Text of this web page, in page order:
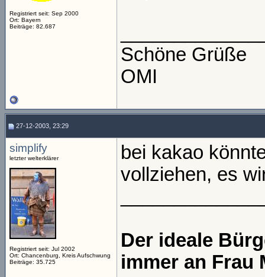
Registriert seit: Sep 2000
Ort: Bayern
Beiträge: 82.687
Schöne Grüße
OMI
27-12-2003, 23:29
simplify
letzter welterklärer
Registriert seit: Jul 2002
Ort: Chancenburg, Kreis Aufschwung
Beiträge: 35.725
bei kakao
vollziehen, es
Der ideale
immer an Frau